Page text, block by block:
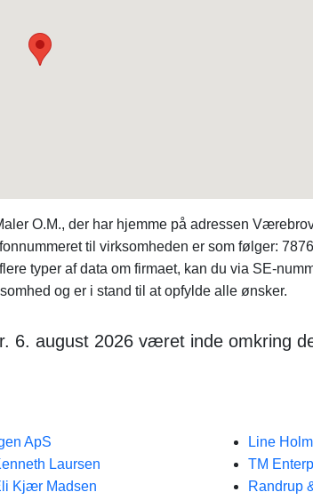
O.M., der har hjemme på adressen
til virksomheden er som følger:
typer af data om firmaet, kan du via SE-
og er i stand til at opfylde alle ønsker.
august 2026 været inde omkring
ApS
Laursen
Kjær Madsen
Line Holm
TM
Randrup